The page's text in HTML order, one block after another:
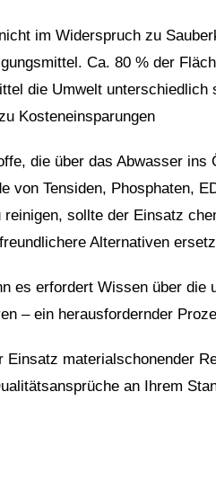
im Widerspruch zu
Ca. 80 % der
die Umwelt
Kosteneinsparungen
die über das Abwasser
von Tensiden, Phosphaten,
sollte der Einsatz
Alternativen
es erfordert Wissen über
– ein herausfordernder
materialschonender
an Ihrem